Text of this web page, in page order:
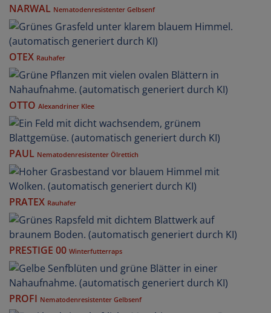
NARWAL Nematodenresistenter Gelbsenf
OTEX Rauhafer
OTTO Alexandriner Klee
PAUL Nematodenresistenter Ölrettich
PRATEX Rauhafer
PRESTIGE 00 Winterfutterraps
PROFI Nematodenresistenter Gelbsenf